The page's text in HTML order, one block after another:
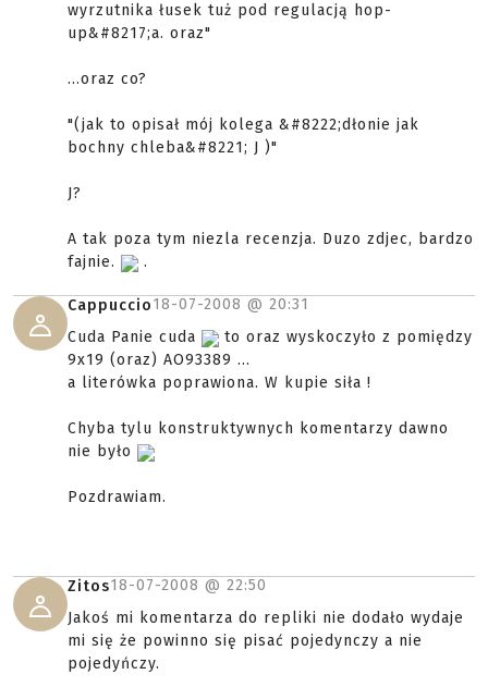
wyrzutnika łusek tuż pod regulacją hop-
up&#8217;a. oraz"
...oraz co?
"(jak to opisał mój kolega &#8222;dłonie jak
bochny chleba&#8221; J )"
J?
A tak poza tym niezla recenzja. Duzo zdjec, bardzo
fajnie.
.
Cappuccio18-07-2008 @ 20:31
Cuda Panie cuda
to oraz wyskoczyło z pomiędzy
9x19 (oraz) AO93389 ...
a literówka poprawiona. W kupie siła !
Chyba tylu konstruktywnych komentarzy dawno
nie było
Pozdrawiam.
Zitos18-07-2008 @ 22:50
Jakoś mi komentarza do repliki nie dodało wydaje
mi się że powinno się pisać pojedynczy a nie
pojedyńczy.